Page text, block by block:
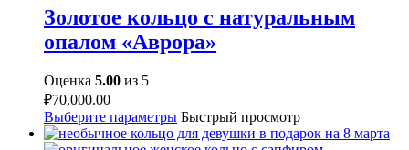
Золотое кольцо с натуральным
опалом «Аврора»
Оценка 5.00 из 5
₽70,000.00
Выберите параметры Быстрый просмотр